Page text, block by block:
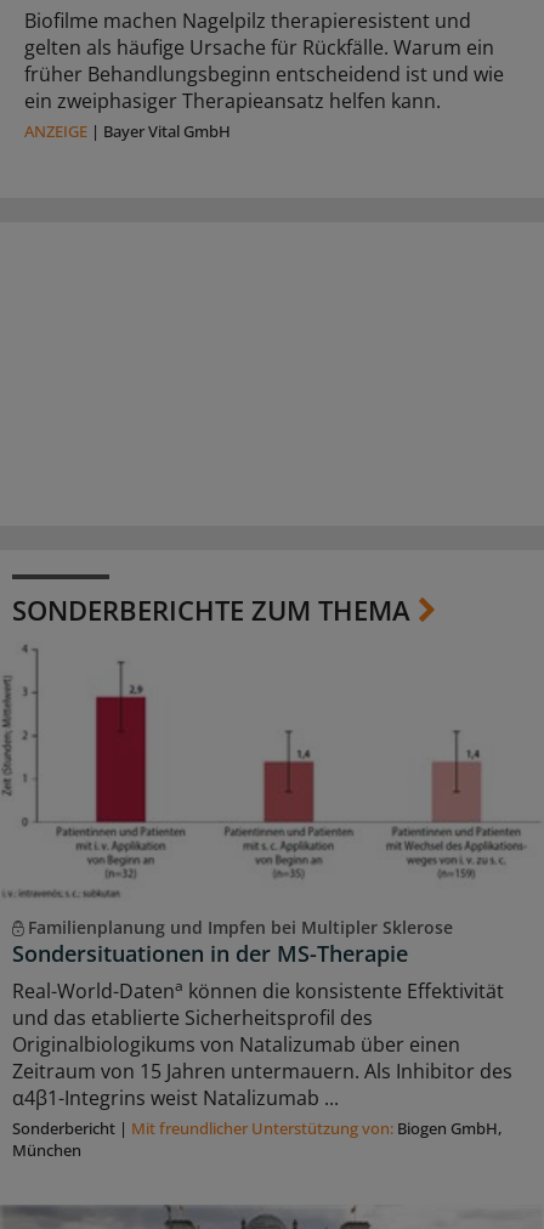
Biofilme machen Nagelpilz therapieresistent und
gelten als häufige Ursache für Rückfälle. Warum ein
früher Behandlungsbeginn entscheidend ist und wie
ein zweiphasiger Therapieansatz helfen kann.
ANZEIGE | Bayer Vital GmbH
SONDERBERICHTE ZUM THEMA
Familienplanung und Impfen bei Multipler Sklerose
Sondersituationen in der MS-Therapie
Real-World-Datena können die konsistente Effektivität
und das etablierte Sicherheitsprofil des
Originalbiologikums von Natalizumab über einen
Zeitraum von 15 Jahren untermauern. Als Inhibitor des
α4β1-Integrins weist Natalizumab ...
Sonderbericht | Mit freundlicher Unterstützung von: Biogen GmbH,
München